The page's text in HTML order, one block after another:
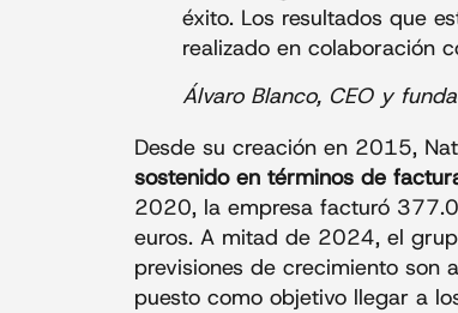
éxito. Los resultados que
realizado en colaboración
Álvaro Blanco, CEO y
Desde su creación en 2015,
sostenido en términos de
2020, la empresa facturó
euros. A mitad de 2024, el
previsiones de crecimiento son
puesto como objetivo llegar a